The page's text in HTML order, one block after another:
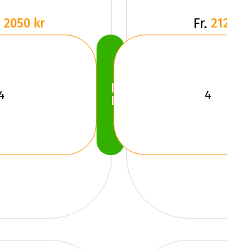
2050 kr
Köp
Nu
Fr.